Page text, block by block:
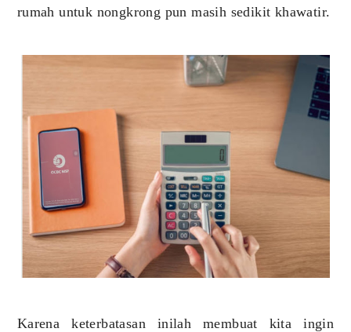
rumah untuk nongkrong pun masih sedikit khawatir.
Karena keterbatasan inilah membuat kita ingin